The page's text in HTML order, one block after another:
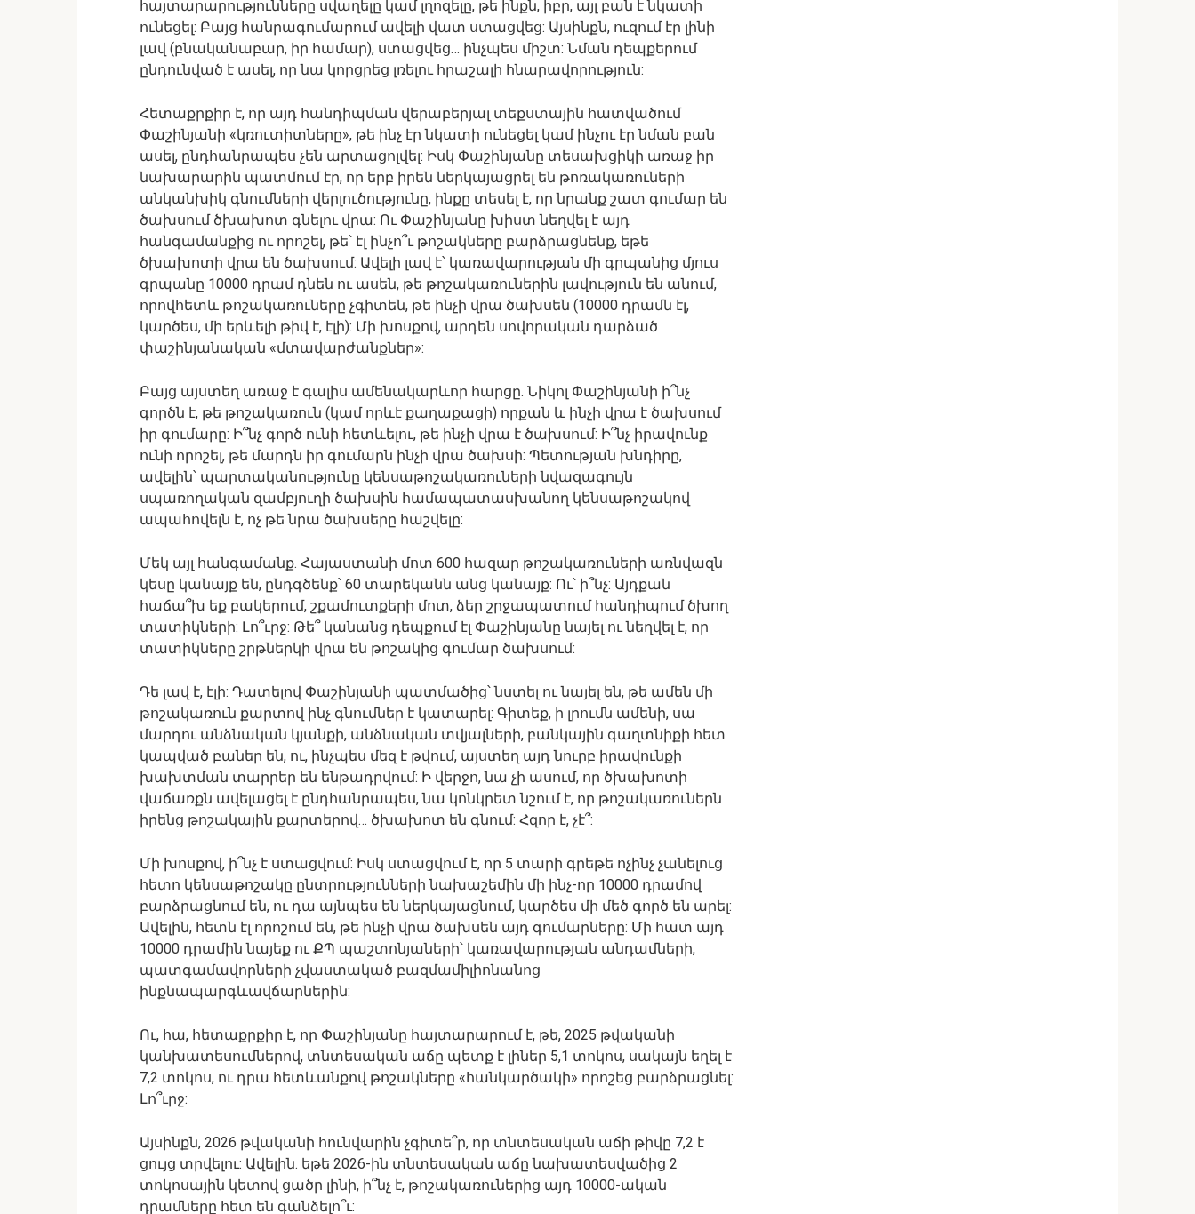
հայտարարությունները սվաղելը կամ լղոզելը, թե ինքն, իբր, այլ բան է նկատի
ունեցել: Բայց հանրագումարում ավելի վատ ստացվեց: Այսինքն, ուզում էր լինի
լավ (բնականաբար, իր համար), ստացվեց… ինչպես միշտ: Նման դեպքերում
ընդունված է ասել, որ նա կորցրեց լռելու հրաշալի հնարավորություն:
Հետաքրքիր է, որ այդ հանդիպման վերաբերյալ տեքստային հատվածում
Փաշինյանի «կռուտիտները», թե ինչ էր նկատի ունեցել կամ ինչու էր նման բան
ասել, ընդհանրապես չեն արտացոլվել: Իսկ Փաշինյանը տեսախցիկի առաջ իր
նախարարին պատմում էր, որ երբ իրեն ներկայացրել են թոռակառուների
անկանխիկ գնումների վերլուծությունը, ինքը տեսել է, որ նրանք շատ գումար են
ծախսում ծխախոտ գնելու վրա: Ու Փաշինյանը խիստ նեղվել է այդ
հանգամանքից ու որոշել, թե՝ էլ ինչո՞ւ թոշակները բարձրացնենք, եթե
ծխախոտի վրա են ծախսում: Ավելի լավ է՝ կառավարության մի գրպանից մյուս
գրպանը 10000 դրամ դնեն ու ասեն, թե թոշակառուներին լավություն են անում,
որովհետև թոշակառուները չգիտեն, թե ինչի վրա ծախսեն (10000 դրամն էլ,
կարծես, մի երևելի թիվ է, էլի): Մի խոսքով, արդեն սովորական դարձած
փաշինյանական «մտավարժանքներ»:
Բայց այստեղ առաջ է գալիս ամենակարևոր հարցը. Նիկոլ Փաշինյանի ի՞նչ
գործն է, թե թոշակառուն (կամ որևէ քաղաքացի) որքան և ինչի վրա է ծախսում
իր գումարը: Ի՞նչ գործ ունի հետևելու, թե ինչի վրա է ծախսում: Ի՞նչ իրավունք
ունի որոշել, թե մարդն իր գումարն ինչի վրա ծախսի: Պետության խնդիրը,
ավելին՝ պարտականությունը կենսաթոշակառուների նվազագույն
սպառողական զամբյուղի ծախսին համապատասխանող կենսաթոշակով
ապահովելն է, ոչ թե նրա ծախսերը հաշվելը:
Մեկ այլ հանգամանք. Հայաստանի մոտ 600 հազար թոշակառուների առնվազն
կեսը կանայք են, ընդգծենք՝ 60 տարեկանն անց կանայք: Ու՝ ի՞նչ: Այդքան
հաճա՞խ եք բակերում, շքամուտքերի մոտ, ձեր շրջապատում հանդիպում ծխող
տատիկների: Լո՞ւրջ: Թե՞ կանանց դեպքում էլ Փաշինյանը նայել ու նեղվել է, որ
տատիկները շրթներկի վրա են թոշակից գումար ծախսում:
Դե լավ է, էլի: Դատելով Փաշինյանի պատմածից՝ նստել ու նայել են, թե ամեն մի
թոշակառուն քարտով ինչ գնումներ է կատարել: Գիտեք, ի լրումն ամենի, սա
մարդու անձնական կյանքի, անձնական տվյալների, բանկային գաղտնիքի հետ
կապված բաներ են, ու, ինչպես մեզ է թվում, այստեղ այդ նուրբ իրավունքի
խախտման տարրեր են ենթադրվում: Ի վերջո, նա չի ասում, որ ծխախոտի
վաճառքն ավելացել է ընդհանրապես, նա կոնկրետ նշում է, որ թոշակառուներն
իրենց թոշակային քարտերով… ծխախոտ են գնում: Հզոր է, չէ՞:
Մի խոսքով, ի՞նչ է ստացվում: Իսկ ստացվում է, որ 5 տարի գրեթե ոչինչ չանելուց
հետո կենսաթոշակը ընտրությունների նախաշեմին մի ինչ-որ 10000 դրամով
բարձրացնում են, ու դա այնպես են ներկայացնում, կարծես մի մեծ գործ են արել:
Ավելին, հետն էլ որոշում են, թե ինչի վրա ծախսեն այդ գումարները: Մի հատ այդ
10000 դրամին նայեք ու ՔՊ պաշտոնյաների՝ կառավարության անդամների,
պատգամավորների չվաստակած բազմամիլիոնանոց
ինքնապարգևավճարներին:
Ու, հա, հետաքրքիր է, որ Փաշինյանը հայտարարում է, թե, 2025 թվականի
կանխատեսումներով, տնտեսական աճը պետք է լիներ 5,1 տոկոս, սակայն եղել է
7,2 տոկոս, ու դրա հետևանքով թոշակները «հանկարծակի» որոշեց բարձրացնել:
Լո՞ւրջ:
Այսինքն, 2026 թվականի հունվարին չգիտե՞ր, որ տնտեսական աճի թիվը 7,2 է
ցույց տրվելու: Ավելին. եթե 2026-ին տնտեսական աճը նախատեսվածից 2
տոկոսային կետով ցածր լինի, ի՞նչ է, թոշակառուներից այդ 10000-ական
դրամները հետ են գանձելո՞ւ: